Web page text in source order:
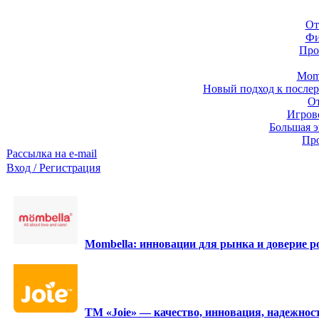
От
Новый подход к
Большая
Рассылка на e-mail
Вход / Регистрация
Mombella: инновации для рынка и доверие
ТМ «Joie» — качество, инновация,